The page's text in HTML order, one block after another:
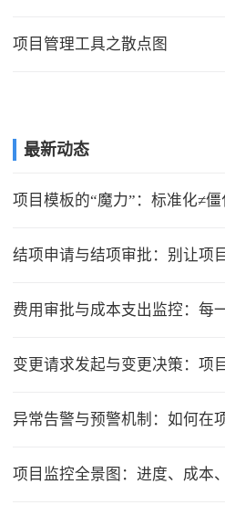
项目管理工具之散点图
最新动态
费用审批与成本支出监控：每
异常告警与预警机制：如何在